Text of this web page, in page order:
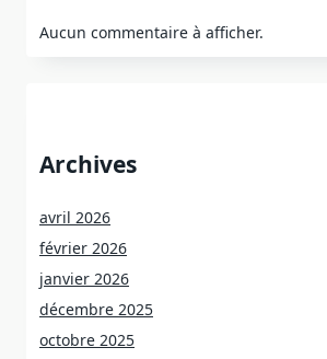
Aucun commentaire à afficher.
Archives
avril 2026
février 2026
janvier 2026
décembre 2025
octobre 2025